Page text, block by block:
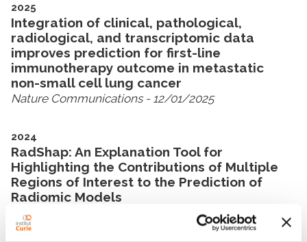
2025
Integration of clinical, pathological,
radiological, and transcriptomic data
improves prediction for first-line
immunotherapy outcome in metastatic
non-small cell lung cancer
Nature Communications- 12/01/2025
2024
RadShap: An Explanation Tool for
Highlighting the Contributions of Multiple
Regions of Interest to the Prediction of
Radiomic Models
Journal of Nuclear Medicine - 01/08/2024